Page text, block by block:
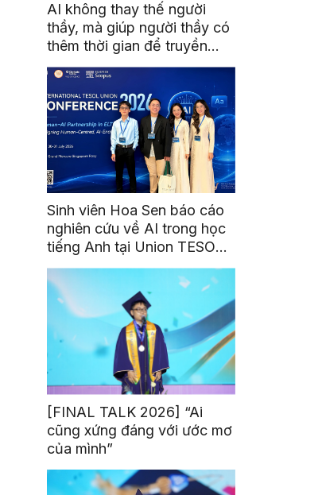
AI không thay thế người
thầy, mà giúp người thầy có
thêm thời gian để truyền
cảm hứng
Sinh viên Hoa Sen báo cáo
nghiên cứu về AI trong học
tiếng Anh tại Union TESOL
2026 ở Singapore
[FINAL TALK 2026] “Ai
cũng xứng đáng với ước mơ
của mình”